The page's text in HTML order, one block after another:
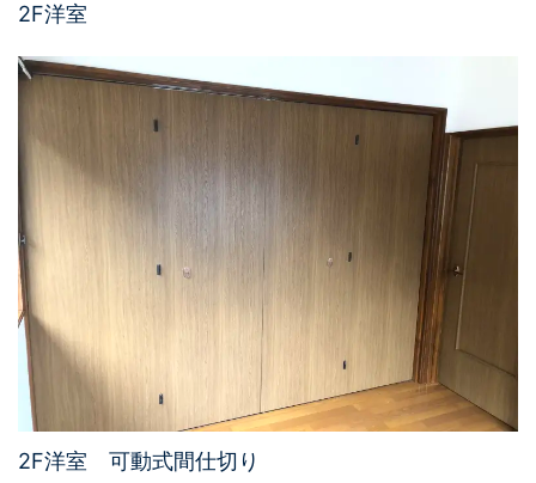
2F洋室
2F洋室 可動式間仕切り